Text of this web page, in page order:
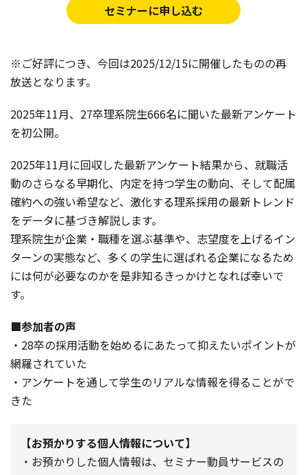
セミナーに申し込む
※ご好評につき、今回は2025/12/15に開催したものの再
放送となります。
2025年11月、27卒理系院生666名に聞いた最新アンケート
を初公開。
2025年11月に回収した最新アンケート結果から、就職活
動のさらなる早期化、内定を持つ学生の動向、そして配属
確約への強い希望など、激化する理系採用の最新トレンド
をデータに基づき解説します。
理系院生が企業・職種を選ぶ基準や、志望度を上げるイン
ターンの実態など、多くの学生に選ばれる企業になるため
には何が必要なのかを是非知るきっかけとなれば幸いで
す。
■参加者の声
・28卒の採用活動を始めるにあたって抑えたいポイントが
網羅されていた
・アンケートを通して学生のリアルな情報を得ることがで
きた
【お預かりする個人情報について】
・お預かりした個人情報は、セミナー動員サービスの